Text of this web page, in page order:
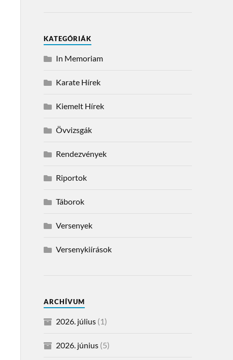
KATEGÓRIÁK
In Memoriam
Karate Hírek
Kiemelt Hírek
Övvizsgák
Rendezvények
Riportok
Táborok
Versenyek
Versenykiírások
ARCHÍVUM
2026. július(1)
2026. június(5)